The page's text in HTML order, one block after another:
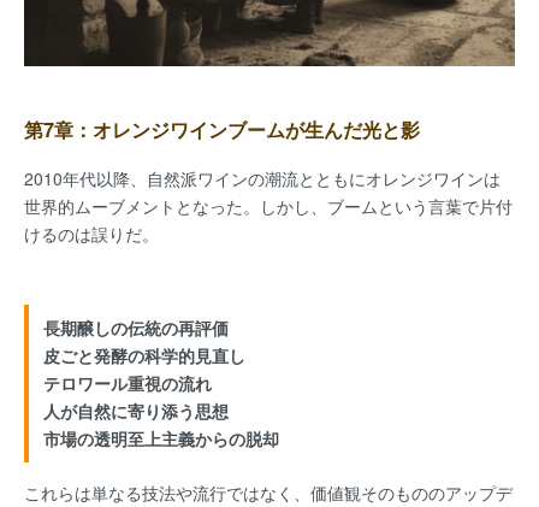
第7章：オレンジワインブームが生んだ光と影
2010年代以降、自然派ワインの潮流とともにオレンジワインは
世界的ムーブメントとなった。しかし、ブームという言葉で片付
けるのは誤りだ。
長期醸しの伝統の再評価
皮ごと発酵の科学的見直し
テロワール重視の流れ
人が自然に寄り添う思想
市場の透明至上主義からの脱却
これらは単なる技法や流行ではなく、価値観そのもののアップデ